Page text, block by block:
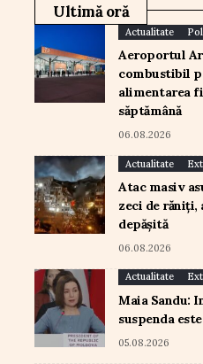
Ultimă oră
Actualitate
Aeroportul
combustibil
alimentarea
săptămână
06.08.2026
Actualitate
Atac masiv
zeci de răniți,
depășită
06.08.2026
Actualitate
Maia Sandu:
suspenda
05.08.2026